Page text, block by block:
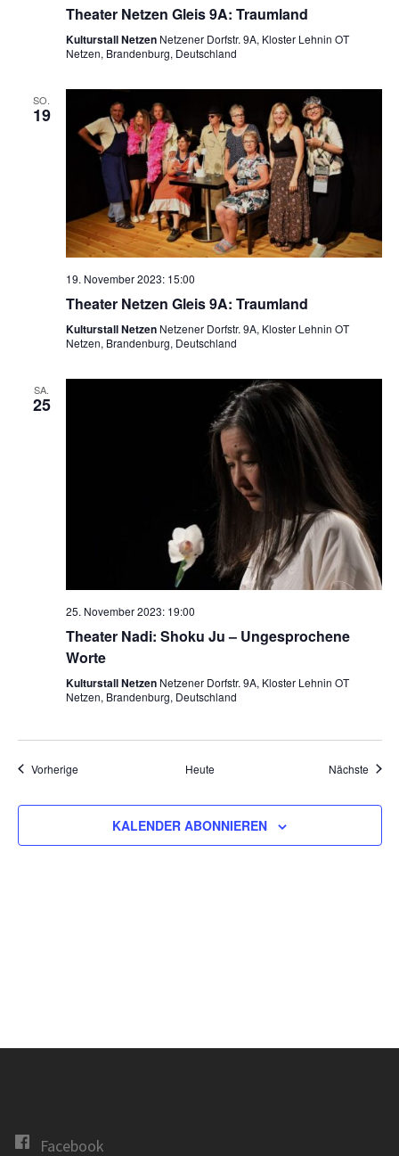
Theater Netzen Gleis 9A: Traumland
Kulturstall Netzen Netzener Dorfstr. 9A, Kloster Lehnin OT
Netzen, Brandenburg, Deutschland
SO.
19
19. November 2023: 15:00
Theater Netzen Gleis 9A: Traumland
Kulturstall Netzen Netzener Dorfstr. 9A, Kloster Lehnin OT
Netzen, Brandenburg, Deutschland
SA.
25
25. November 2023: 19:00
Theater Nadi: Shoku Ju – Ungesprochene
Worte
Kulturstall Netzen Netzener Dorfstr. 9A, Kloster Lehnin OT
Netzen, Brandenburg, Deutschland
VorherigeVeranstaltungen Heute Nächste
KALENDER ABONNIEREN
Facebook